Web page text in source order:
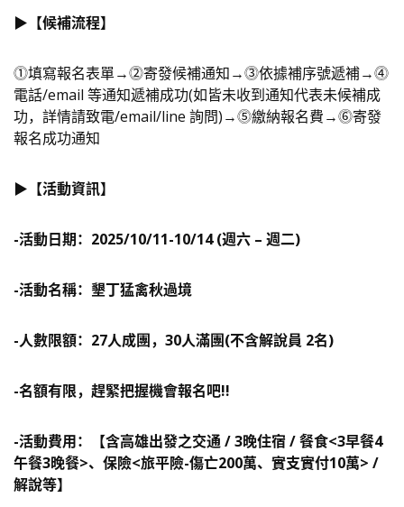
▶️【候補流程】
⓵填寫報名表單→⓶寄發候補通知→⓷依據補序號遞補→⓸
電話/email 等通知遞補成功(如皆未收到通知代表未候補成
功，詳情請致電/email/line 詢問)→⓹繳納報名費→⓺寄發
報名成功通知
▶️【活動資訊】
-活動日期： 2025/10/11-10/14 (週六 – 週二)
-活動名稱：墾丁猛禽秋過境
-人數限額： 27人成團，30人滿團(不含解說員 2名)
-名額有限，趕緊把握機會報名吧!!
-活動費用：
【含高雄出發之交通 / 3晚住宿 / 餐食<3早餐4
午餐3晚餐>、保險<旅平險-傷亡200萬、實支實付10萬> /
解說等】